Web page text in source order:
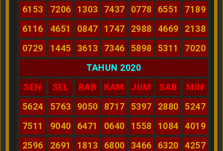
6153
7206 1303 7437 0778 6551
7189
6116
4651 0847 1747 2988 4669
2138
0729
1445 3613 7346 5898 5311
7020
TAHUN 2020
SEN
SEL RAB KAM JUM SAB
MIN
5624
5763 9050 8717 5397 2880
5247
7511
9040 6471 0640 1558 1084
4019
2596
2691 1813 6800 3466 6320
4257